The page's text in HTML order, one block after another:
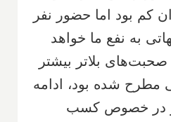
کم بود اما حضور نفر
به نفع ما خواهد
صحبت‌های بلاتر بیشتر
مطرح شده بود، ادامه
در خصوص کسب